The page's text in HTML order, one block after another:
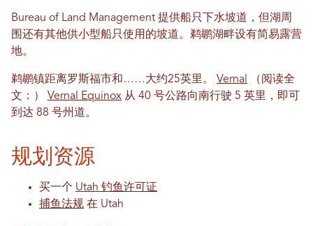
Bureau of Land Management 提供船只下水坡道，但湖周
围还有其他供小型船只使用的坡道。鹈鹕湖畔设有简易露营
地。
鹈鹕镇距离罗斯福市和……大约25英里。 Vernal
（阅读全
文：） Vernal Equinox 从 40 号公路向南行驶 5 英里，即可
到达 88 号州道。
规划资源
买一个 Utah 钓鱼许可证
捕鱼法规 在 Utah